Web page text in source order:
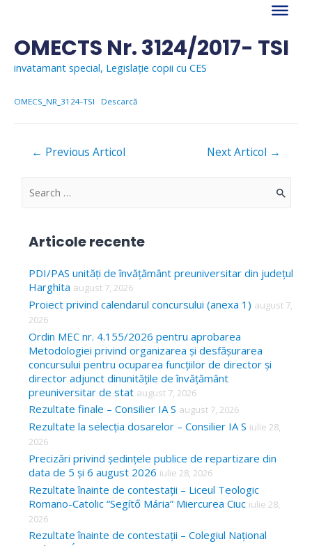
content
OMECTS Nr. 3124/2017- TSI
invatamant special, Legislație copii cu CES
OMECS_NR_3124-TSI Descarcă
Navigare
← Previous Articol Next Articol →
S
c
h
f
o
r
Articole recente
PDI/PAS unități de învățământ preuniversitar din județul
Harghita august 7, 2026
Proiect privind calendarul concursului (anexa 1) august 7,
2026
Ordin MEC nr. 4.155/2026 pentru aprobarea
Metodologiei privind organizarea și desfășurarea
concursului pentru ocuparea funcțiilor de director și
director adjunct dinunitățile de învățământ
preuniversitar de stat august 7, 2026
Rezultate finale – Consilier IA S august 7, 2026
Rezultate la selecția dosarelor – Consilier IA S iulie 28,
2026
Precizări privind ședințele publice de repartizare din
data de 5 și 6 august 2026 iulie 28, 2026
Rezultate înainte de contestații – Liceul Teologic
Romano-Catolic “Segítő Mária” Miercurea Ciuc iulie 28,
2026
Rezultate înainte de contestații – Colegiul Național